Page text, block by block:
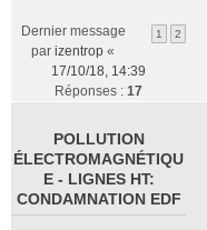
1 2
Dernier message
par izentrop «
17/10/18, 14:39
Réponses : 17
POLLUTION
ÉLECTROMAGNÉTIQU
E - LIGNES HT:
CONDAMNATION EDF